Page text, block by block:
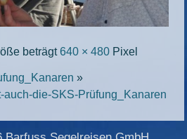
beträgt640 × 480Pixel
»
auch-die-SKS-Prüfung_Kanaren